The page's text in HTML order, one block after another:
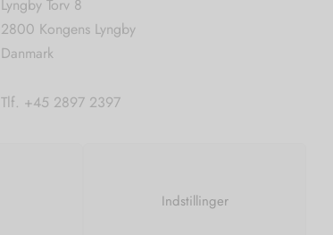
Indstillinger
Lyngby Torv 8
2800 Kongens Lyngby
Danmark
Tlf. +45 2897 2397